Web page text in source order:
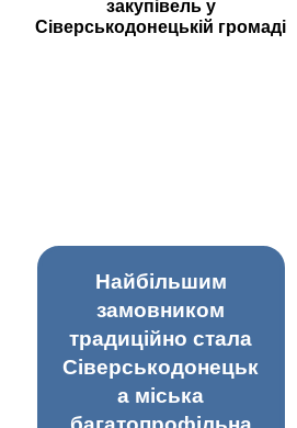
закупівель у
Сіверськодонецькій громаді
Найбільшим
замовником
традиційно стала
Сіверськодонецьк
а міська